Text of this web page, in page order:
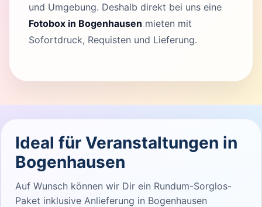
und Umgebung. Deshalb direkt bei uns eine
Fotobox in Bogenhausen mieten mit
Sofortdruck, Requisten und Lieferung.
Ideal für Veranstaltungen in
Bogenhausen
Auf Wunsch können wir Dir ein Rundum-Sorglos-
Paket inklusive Anlieferung in Bogenhausen